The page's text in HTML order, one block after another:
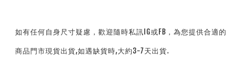
如有任何自身尺寸疑慮，歡迎隨時私訊IG或FB，為您提供合適的
商品門市現貨出貨,如遇缺貨時,大約3-7天出貨.